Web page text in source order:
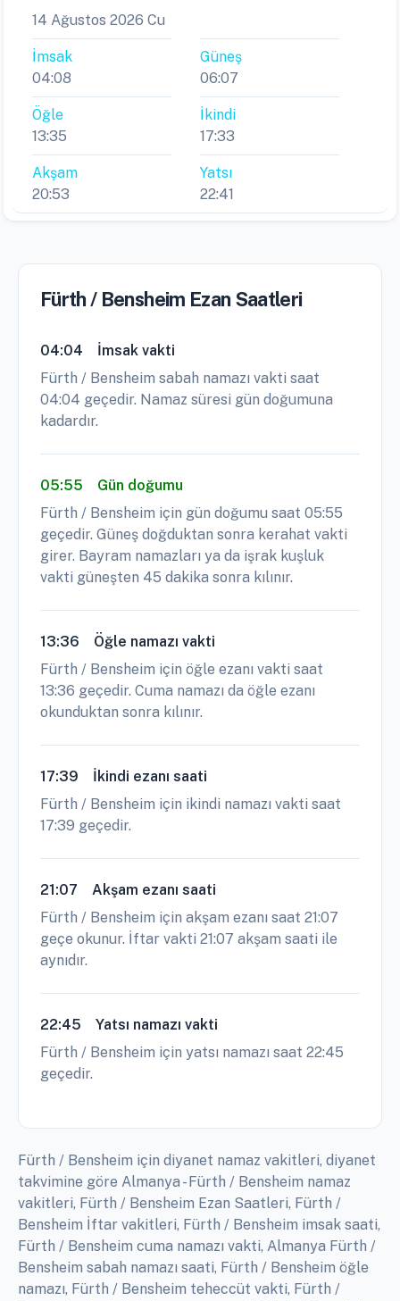
14 Ağustos 2026 Cu
İmsak
04:08
Güneş
06:07
Öğle
13:35
İkindi
17:33
Akşam
20:53
Yatsı
22:41
Fürth / Bensheim Ezan Saatleri
04:04
İmsak vakti
Fürth / Bensheim sabah namazı vakti saat
04:04 geçedir. Namaz süresi gün doğumuna
kadardır.
05:55
Gün doğumu
Fürth / Bensheim için gün doğumu saat 05:55
geçedir. Güneş doğduktan sonra kerahat vakti
girer. Bayram namazları ya da işrak kuşluk
vakti güneşten 45 dakika sonra kılınır.
13:36
Öğle namazı vakti
Fürth / Bensheim için öğle ezanı vakti saat
13:36 geçedir. Cuma namazı da öğle ezanı
okunduktan sonra kılınır.
17:39
İkindi ezanı saati
Fürth / Bensheim için ikindi namazı vakti saat
17:39 geçedir.
21:07
Akşam ezanı saati
Fürth / Bensheim için akşam ezanı saat 21:07
geçe okunur. İftar vakti 21:07 akşam saati ile
aynıdır.
22:45
Yatsı namazı vakti
Fürth / Bensheim için yatsı namazı saat 22:45
geçedir.
Fürth / Bensheim için diyanet namaz vakitleri, diyanet
takvimine göre Almanya - Fürth / Bensheim namaz
vakitleri, Fürth / Bensheim Ezan Saatleri, Fürth /
Bensheim İftar vakitleri, Fürth / Bensheim imsak saati,
Fürth / Bensheim cuma namazı vakti, Almanya Fürth /
Bensheim sabah namazı saati, Fürth / Bensheim öğle
namazı, Fürth / Bensheim teheccüt vakti, Fürth /